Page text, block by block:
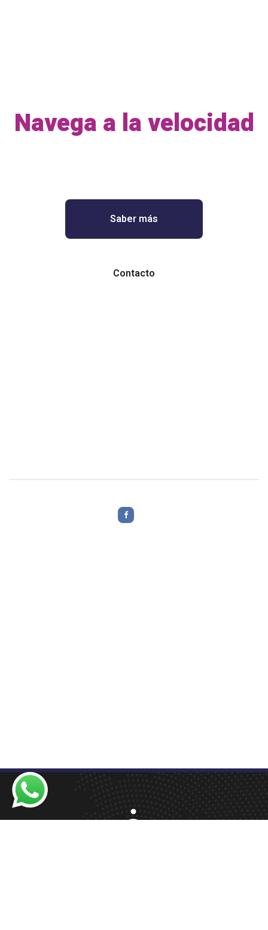
Navega a la velocidad
Saber más
Contacto